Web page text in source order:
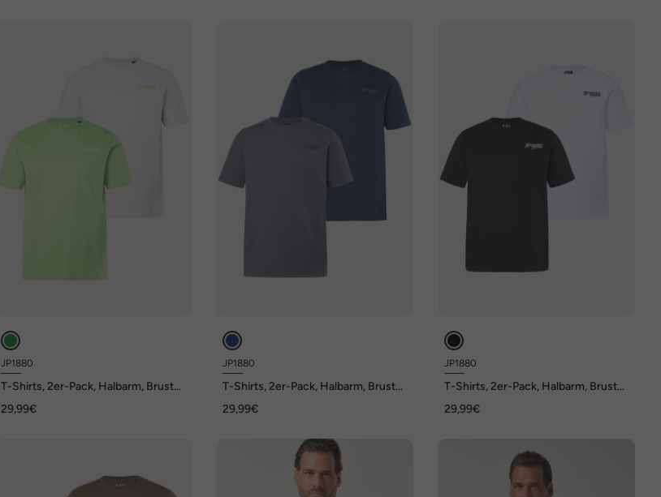
JP1880
T-Shirts, 2er-Pack, Halbarm, Brust-
29,99€
JP1880
T-Shirts, 2er-Pack, Halbarm, Brust-
29,99€
JP1880
T-Shirts, 2er-Pack, Halbarm, Brust-
29,99€